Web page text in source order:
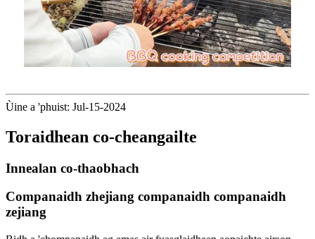
Ùine a 'phuist: Jul-15-2024
Toraidhean co-cheangailte
Innealan co-thaobhach
Companaidh zhejiang companaidh companaidh
zejiang